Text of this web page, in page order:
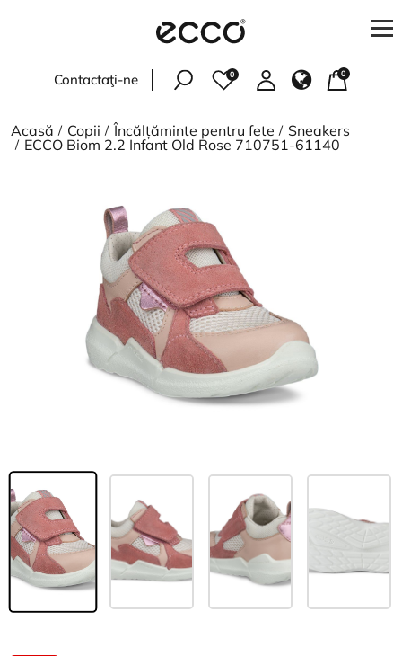
Bărbați
PENTRU CUMPĂRĂTORI
Verificați starea comenzii
Adresele magazinelor
Despre noi
Harta site-ului
POLITICĂ ȘI TERMENI
Termeni și condiții
Politica de confidențialitate
Contactaţi-ne 0 0
Acasă Copii Încălțăminte pentru fete
Sneakers
ECCO Biom 2.2 Infant Old Rose 710751-61140